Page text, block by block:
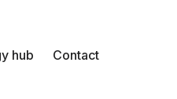
hub Contact